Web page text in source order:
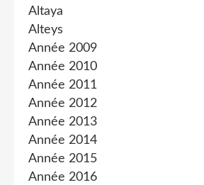
Altaya
Alteys
Année 2009
Année 2010
Année 2011
Année 2012
Année 2013
Année 2014
Année 2015
Année 2016